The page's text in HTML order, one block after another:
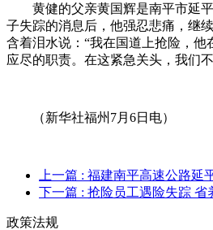
黄健的父亲黄国辉是南平市延平
子失踪的消息后，他强忍悲痛，继
含着泪水说：“我在国道上抢险，他
应尽的职责。在这紧急关头，我们
（新华社福州7月6日电）
上一篇 : 福建南平高速公路延
下一篇 : 抢险员工遇险失踪 省
政策法规